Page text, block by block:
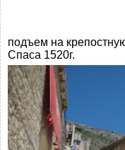
подъем на
Спаса 1520г.